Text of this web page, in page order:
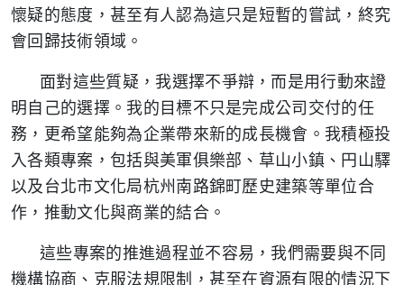
懷疑的態度，甚至有人認為這只是短暫的嘗試，終究
會回歸技術領域。
面對這些質疑，我選擇不爭辯，而是用行動來證
明自己的選擇。我的目標不只是完成公司交付的任
務，更希望能夠為企業帶來新的成長機會。我積極投
入各類專案，包括與美軍俱樂部、草山小鎮、円山驛
以及台北市文化局杭州南路錦町歷史建築等單位合
作，推動文化與商業的結合。
這些專案的推進過程並不容易，我們需要與不同
機構協商、克服法規限制，甚至在資源有限的情況下